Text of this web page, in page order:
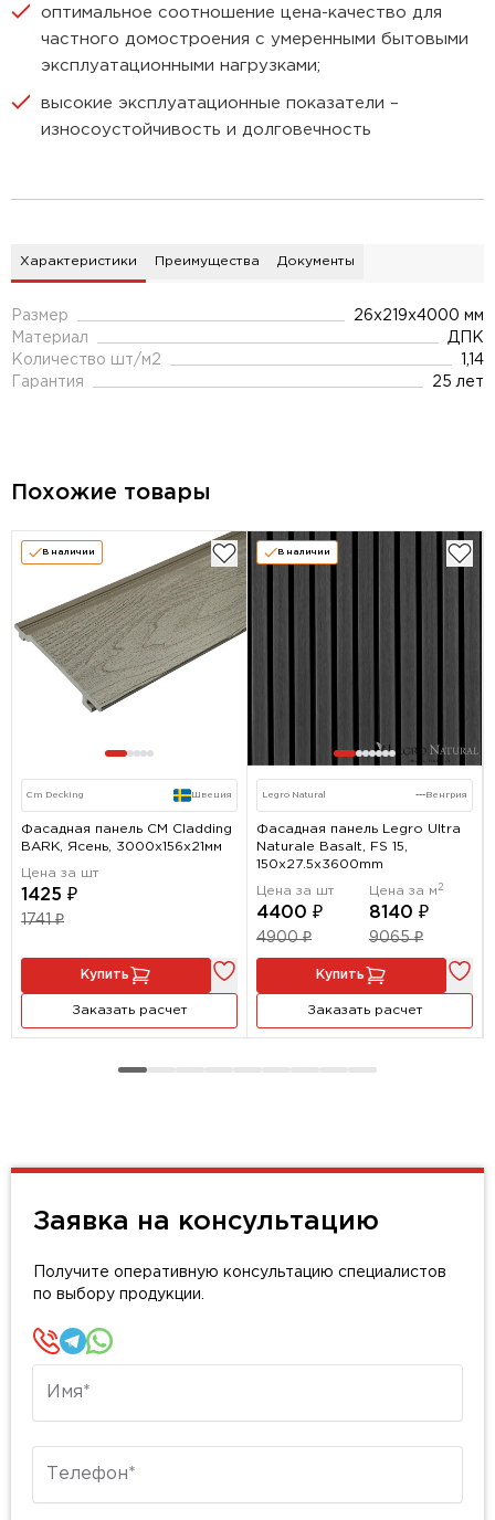
оптимальное соотношение цена-качество для
частного домостроения с умеренными бытовыми
эксплуатационными нагрузками;
высокие эксплуатационные показатели –
износоустойчивость и долговечность
Характеристики Преимущества Документы
Размер
26x219x4000 мм
Материал
ДПК
Количество шт/м2
1,14
Гарантия
25 лет
Похожие товары
В наличии
Cm Decking Швеция
Фасадная панель CM Cladding
BARK, Ясень, 3000х156х21мм
Цена за шт
1425 ₽
1741 ₽
Купить
Заказать расчет
В наличии
Legro Natural --- Венгрия
Фасадная панель Legro Ultra
Naturale Basalt, FS 15,
150х27.5х3600mm
Цена за шт
4400 ₽
4900 ₽
Цена за м 2
8140 ₽
9065 ₽
Купить
Заказать расчет
Заявка на консультацию
Получите оперативную консультацию специалистов
по выбору продукции.